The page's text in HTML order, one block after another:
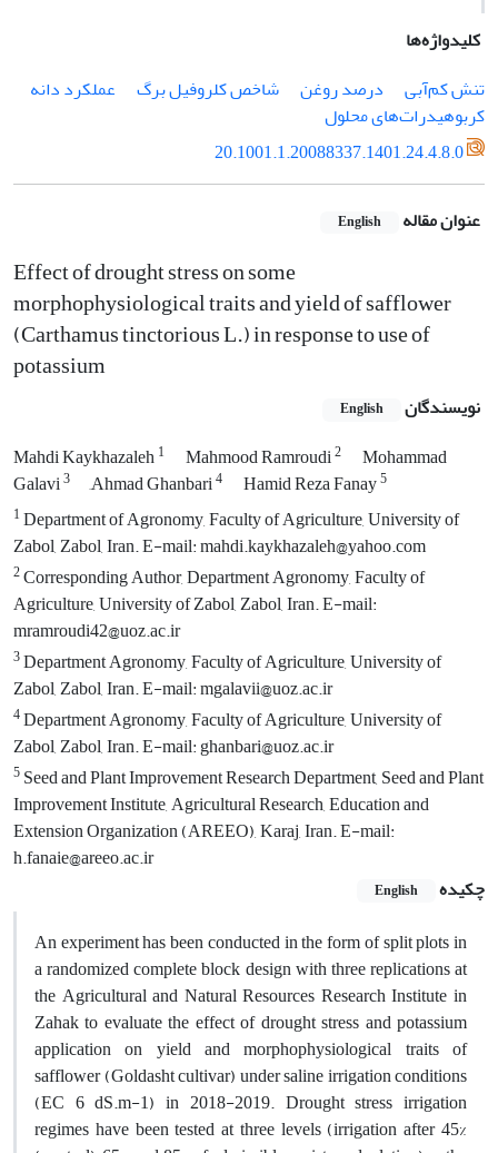
کلیدواژه‌ها
تنش کم‌آبی
درصد روغن شاخص کلروفیل برگ
عملکرد دانه
کربوهیدرات‌های محلول
20.1001.1.20088337.1401.24.4.8.0
عنوان مقاله English
Effect of drought stress on some
morphophysiological traits and yield of safflower
(Carthamus tinctorious L.) in response to use of
potassium
نویسندگان English
Mahdi Kaykhazaleh1 Mahmood Ramroudi2
Mohammad
Galavi3 َAhmad Ghanbari4 Hamid Reza Fanay5
1Department of Agronomy, Faculty of Agriculture, University of
Zabol, Zabol, Iran. E-mail: mahdi.kaykhazaleh@yahoo.com
2Corresponding Author, Department Agronomy, Faculty of
Agriculture, University of Zabol, Zabol, Iran. E-mail:
mramroudi42@uoz.ac.ir
3Department Agronomy, Faculty of Agriculture, University of
Zabol, Zabol, Iran. E-mail: mgalavii@uoz.ac.ir
4Department Agronomy, Faculty of Agriculture, University of
Zabol, Zabol, Iran. E-mail: ghanbari@uoz.ac.ir
5Seed and Plant Improvement Research Department, Seed and Plant
Improvement Institute, Agricultural Research, Education and
Extension Organization (AREEO), Karaj, Iran. E-mail:
h.fanaie@areeo.ac.ir
چکیده
English
An experiment has been conducted in the form of split plots in
a randomized complete block design with three replications at
the Agricultural and Natural Resources Research Institute in
Zahak to evaluate the effect of drought stress and potassium
application on yield and morphophysiological traits of
safflower (Goldasht cultivar) under saline irrigation conditions
(EC 6 dS.m-1) in 2018-2019. Drought stress irrigation
regimes have been tested at three levels (irrigation after 45%